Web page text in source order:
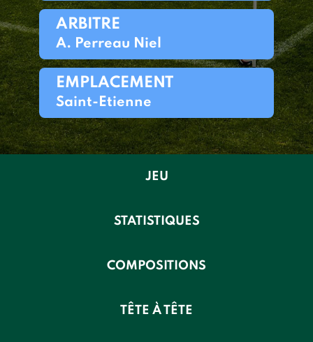
ARBITRE
A. Perreau Niel
EMPLACEMENT
Saint-Etienne
JEU
STATISTIQUES
COMPOSITIONS
TÊTE À TÊTE